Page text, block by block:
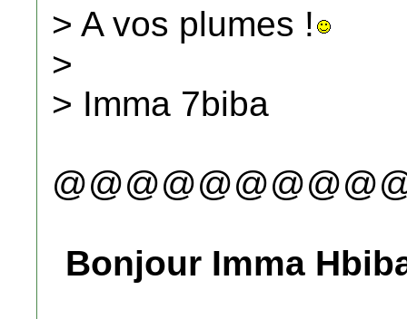
> A vos plumes !
>
> Imma 7biba
Bonjour Imma